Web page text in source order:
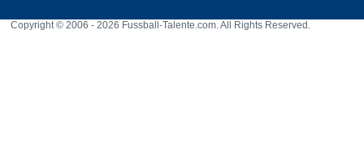
Copyright © 2006 - 2026 Fussball-Talente.com. All Rights Reserved.